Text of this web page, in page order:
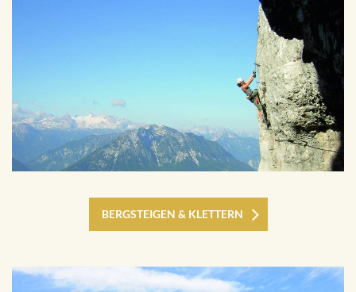
BERGSTEIGEN & KLETTERN